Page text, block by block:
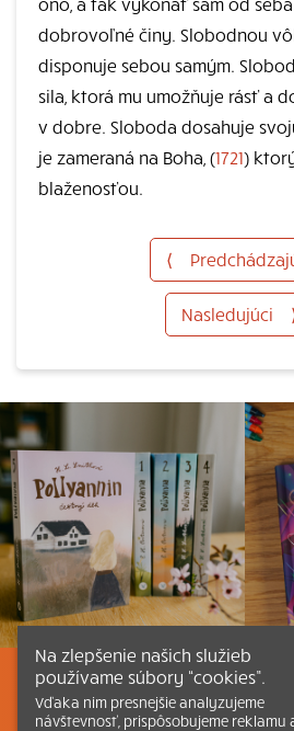
dobrovoľné činy. Slobodnou
disponuje sebou samým.
sila, ktorá mu umožňuje rásť a
v dobre. Sloboda dosahuje
je zameraná na Boha, (1721)
blaženosťou.
⟨
Nasledujúci
Listovať Obsah
Na zlepšenie našich služieb
používame súbory “cookies”.
Vďaka nim presnejšie analyzujeme
návštevnosť, prispôsobujeme reklamu